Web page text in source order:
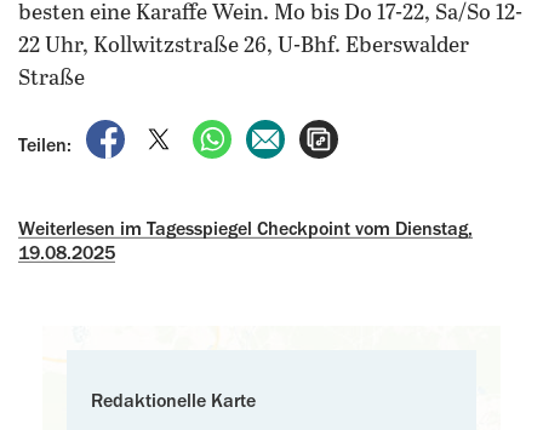
besten eine Karaffe Wein. Mo bis Do 17-22, Sa/So 12-
22 Uhr, Kollwitzstraße 26, U-Bhf. Eberswalder
Straße
Teilen:
auf Facebook teilen
auf X teilenper WhatsApp teilen
per E-Mail teilen
Weiterlesen im Tagesspiegel Checkpoint vom Dienstag,
19.08.2025
Redaktionelle Karte